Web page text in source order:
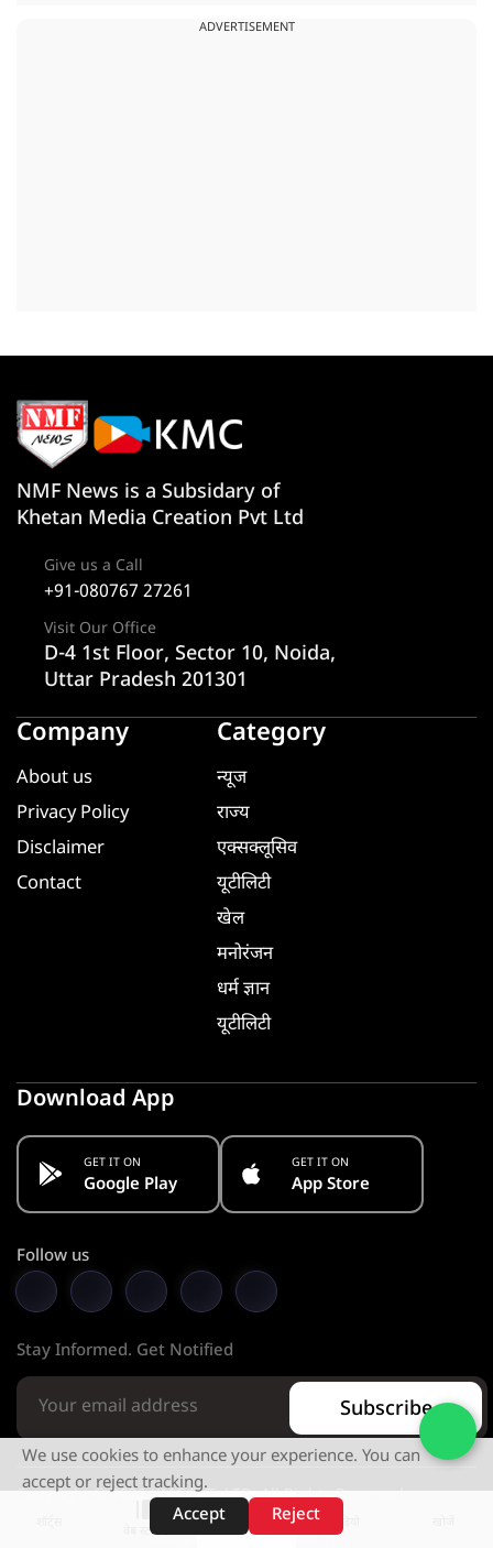
ADVERTISEMENT
वेब स्टोरीज़
NMF News is a Subsidary of
Khetan Media Creation Pvt Ltd
Give us a Call
+91-080767 27261
Visit Our Office
D-4 1st Floor, Sector 10, Noida,
Uttar Pradesh 201301
Company
About us
Privacy Policy
Disclaimer
Contact
Category
न्यूज
राज्य
एक्सक्लूसिव
यूटीलिटी
खेल
मनोरंजन
धर्म ज्ञान
यूटीलिटी
Download App
GET IT ON
Google Play
GET IT ON
App Store
Follow us
Stay Informed. Get Notified
Subscribe
Copyright © 2026 KMC PVT. LTD. All Rights Reserved.
Designed & Developed by
We use cookies to enhance your experience. You can
accept or reject tracking.
Accept
Reject